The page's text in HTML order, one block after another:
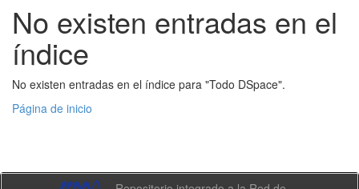
No existen entradas en el
índice
No existen entradas en el índice para "Todo DSpace".
Página de inicio